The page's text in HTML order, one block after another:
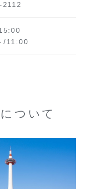
2112
/11:00
ついて